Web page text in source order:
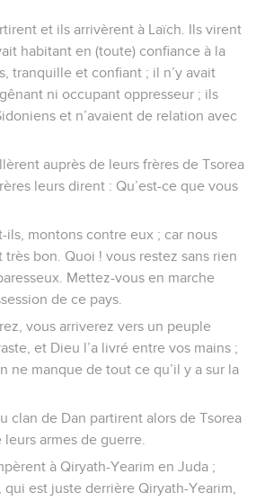
et ils arrivèrent à Laïch. Ils virent
habitant en (toute) confiance à la
tranquille et confiant ; il n’y avait
ni occupant oppresseur ; ils
et n’avaient de relation avec
auprès de leurs frères de Tsorea
leurs dirent : Qu’est-ce que vous
ils, montons contre eux ; car nous
très bon. Quoi ! vous restez sans rien
Mettez-vous en marche
de ce pays.
vous arriverez vers un peuple
et Dieu l’a livré entre vos mains ;
ne manque de tout ce qu’il y a sur la
clan de Dan partirent alors de Tsorea
armes de guerre.
à Qiryath-Yearim en Juda ;
qui est juste derrière Qiryath-Yearim,